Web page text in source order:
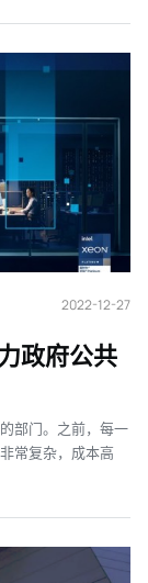
2022-12-27
政府公共
部门。之前，每一
常复杂，成本高